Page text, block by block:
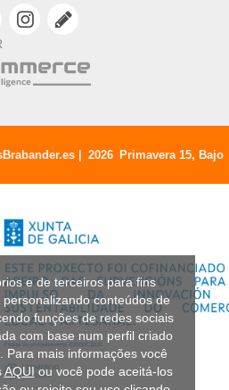
e de terceiros para fins
conteúdos de
funções de redes sociais
com base num perfil criado
Para mais informações você
AQUIou você pode aceitá-los
| 2026 Primavera 15, Bajo